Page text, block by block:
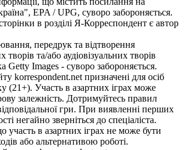
EPA / UPG, суворо забороняється.
в розділі Я-Корреспондент є автор
передрук та відтворення
творів та/або аудіовізуальних творів
Getty Images - суворо забороняється.
korrespondent.net призначені для осіб
(21+). Участь в азартних іграх може
залежність. Дотримуйтесь правил
гри. При виявленні перших
негайно зверніться до спеціаліста.
участь в азартних іграх не може бути
або альтернативою роботі.